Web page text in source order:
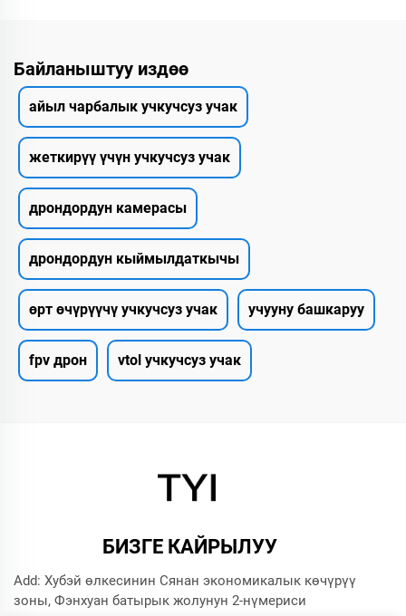
Байланыштуу издөө
айыл чарбалык учкучсуз учак
жеткирүү үчүн учкучсуз учак
дрондордун камерасы
дрондордун кыймылдаткычы
өрт өчүрүүчү учкучсуз учак учууну башкаруу
fpv дрон vtol учкучсуз учак
БИЗГЕ КАЙРЫЛУУ
Add: Хубэй өлкесинин Сянан экономикалык көчүрүү
зоны, Фэнхуан батырык жолунун 2-нүмериси